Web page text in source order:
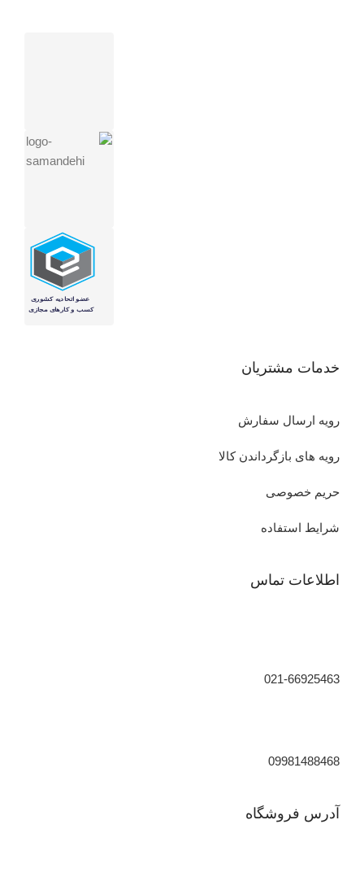
آدرس فروشگاه
اطلاعات تماس
021-66925463
09981488468
خدمات مشتریان
رویه ارسال سفارش
رویه های بازگرداندن کالا
حریم خصوصی
شرایط استفاده